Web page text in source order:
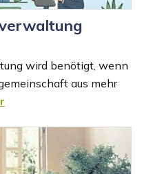
wird benötigt, wenn
aus mehr